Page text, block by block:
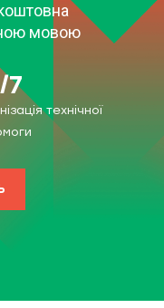
мовою
7
технічної